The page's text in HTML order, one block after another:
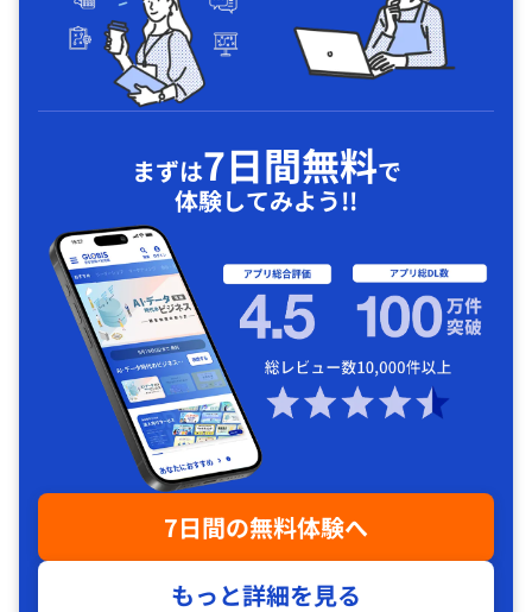
まずは7日間無料で
体験してみよう!!
7日間の無料体験へ
もっと詳細を見る